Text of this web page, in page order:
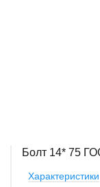
Болт 14* 75
Характеристики